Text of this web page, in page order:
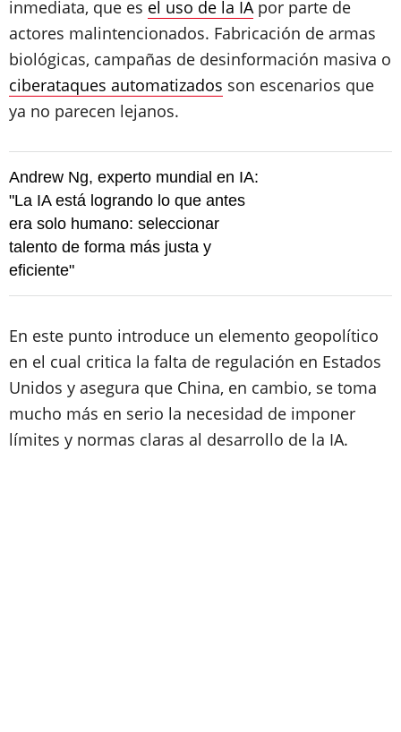
inmediata, que es el uso de la IA por parte de
actores malintencionados. Fabricación de armas
biológicas, campañas de desinformación masiva o
ciberataques automatizados son escenarios que
ya no parecen lejanos.
Andrew Ng, experto mundial en IA:
"La IA está logrando lo que antes
era solo humano: seleccionar
talento de forma más justa y
eficiente"
En este punto introduce un elemento geopolítico
en el cual critica la falta de regulación en Estados
Unidos y asegura que China, en cambio, se toma
mucho más en serio la necesidad de imponer
límites y normas claras al desarrollo de la IA.